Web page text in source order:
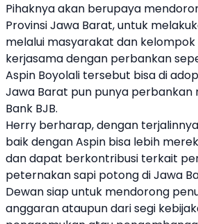
Pihaknya akan berupaya
Provinsi Jawa Barat, untuk
melalui masyarakat dan kelompok
kerjasama dengan perbankan
Aspin Boyolali tersebut bisa di
Jawa Barat pun punya perbankan
Bank BJB.
Herry berharap, dengan
baik dengan Aspin bisa lebih
dan dapat berkontribusi terkait
peternakan sapi potong di Jawa
Dewan siap untuk mendorong
anggaran ataupun dari segi